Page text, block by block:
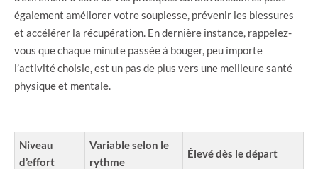
également améliorer votre souplesse, prévenir les blessures
et accélérer la récupération. En dernière instance, rappelez-
vous que chaque minute passée à bouger, peu importe
l’activité choisie, est un pas de plus vers une meilleure santé
physique et mentale.
Niveau
d’effort
Variable selon le
rythme
Élevé dès le départ